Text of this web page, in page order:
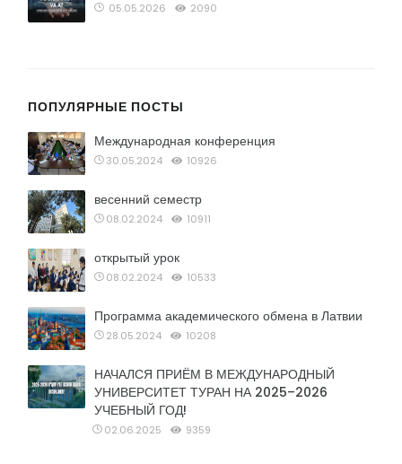
05.05.2026 2090
ПОПУЛЯРНЫЕ ПОСТЫ
Международная конференция
30.05.2024 10926
весенний семестр
08.02.2024 10911
открытый урок
08.02.2024 10533
Программа академического обмена в Латвии
28.05.2024 10208
НАЧАЛСЯ ПРИЁМ В МЕЖДУНАРОДНЫЙ
УНИВЕРСИТЕТ ТУРАН НА 2025–2026
УЧЕБНЫЙ ГОД!
02.06.2025 9359